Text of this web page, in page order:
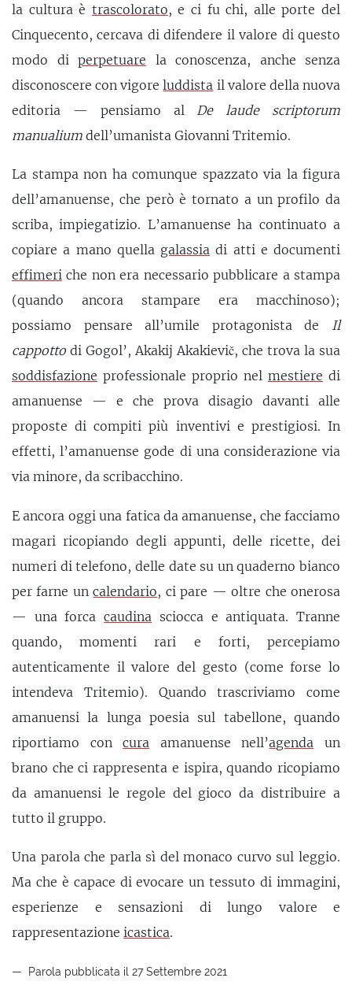
la cultura è trascolorato, e ci fu chi, alle porte del
Cinquecento, cercava di difendere il valore di questo
modo di perpetuare la conoscenza, anche senza
disconoscere con vigoreluddista il valore della nuova
editoria — pensiamo al De laude scriptorum
manualium dell’umanista Giovanni Tritemio.
La stampa non ha comunque spazzato via la figura
dell’amanuense, che però è tornato a un profilo da
scriba, impiegatizio. L’amanuense ha continuato a
copiare a mano quella galassia di atti e documenti
effimeri che non era necessario pubblicare a stampa
(quando ancora stampare era macchinoso);
possiamo pensare all’umile protagonista de Il
cappotto di Gogol’, Akakij Akakievič, che trova la sua
soddisfazione professionale proprio nel mestiere di
amanuense — e che prova disagio davanti alle
proposte di compiti più inventivi e prestigiosi. In
effetti, l’amanuense gode di una considerazione via
via minore, da scribacchino.
E ancora oggi una fatica da amanuense, che facciamo
magari ricopiando degli appunti, delle ricette, dei
numeri di telefono, delle date su un quaderno bianco
per farne uncalendario, ci pare — oltre che onerosa
— una forcacaudina sciocca e antiquata. Tranne
quando, momenti rari e forti, percepiamo
autenticamente il valore del gesto (come forse lo
intendeva Tritemio). Quando trascriviamo come
amanuensi la lunga poesia sul tabellone, quando
riportiamo concura amanuense nell’agenda un
brano che ci rappresenta e ispira, quando ricopiamo
da amanuensi le regole del gioco da distribuire a
tutto il gruppo.
Una parola che parla sì del monaco curvo sul leggio.
Ma che è capace di evocare un tessuto di immagini,
esperienze e sensazioni di lungo valore e
rappresentazione icastica.
Parola pubblicata il 27 Settembre 2021